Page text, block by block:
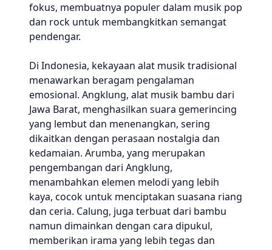
fokus, membuatnya populer dalam musik pop
dan rock untuk membangkitkan semangat
pendengar.
Di Indonesia, kekayaan alat musik tradisional
menawarkan beragam pengalaman
emosional. Angklung, alat musik bambu dari
Jawa Barat, menghasilkan suara gemerincing
yang lembut dan menenangkan, sering
dikaitkan dengan perasaan nostalgia dan
kedamaian. Arumba, yang merupakan
pengembangan dari Angklung,
menambahkan elemen melodi yang lebih
kaya, cocok untuk menciptakan suasana riang
dan ceria. Calung, juga terbuat dari bambu
namun dimainkan dengan cara dipukul,
memberikan irama yang lebih tegas dan